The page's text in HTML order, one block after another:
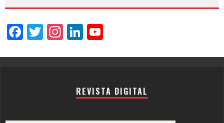
Facebook
Twitter
Instagram
LinkedIn
REVISTA DIGITAL